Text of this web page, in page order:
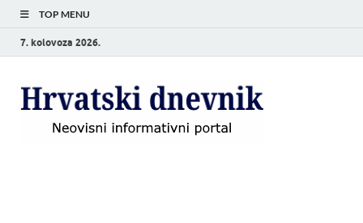
TOP MENU
7. kolovoza 2026.